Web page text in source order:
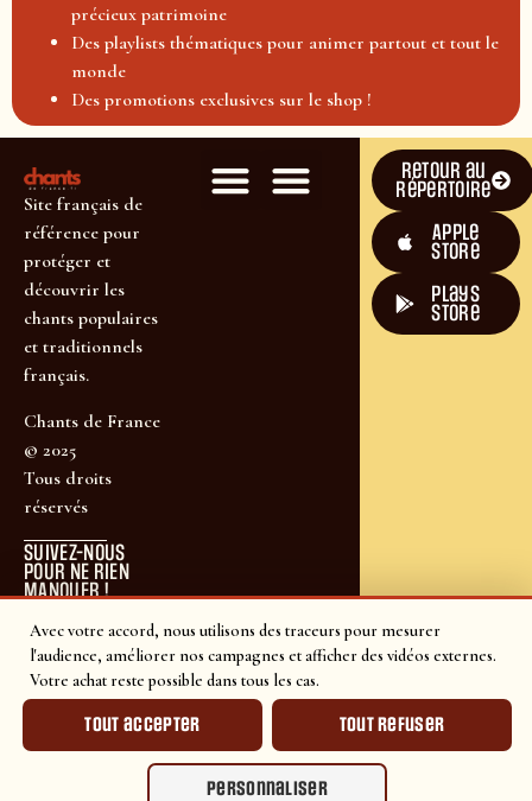
Avec votre accord, nous utilisons des traceurs pour mesurer
l'audience, améliorer nos campagnes et afficher des vidéos externes.
Votre achat reste possible dans tous les cas.
Tout accepter Tout refuser
Personnaliser
précieux patrimoine
Des playlists thématiques pour animer partout et tout le
monde
Des promotions exclusives sur le shop !
Site français de
référence pour
protéger et
découvrir les
chants populaires
et traditionnels
français.
Chants de France
© 2025
Tous droits
réservés
SUIVEZ-NOUS
POUR NE RIEN
MANQUER !
Retour au
répertoire
Apple
Store
plays
store